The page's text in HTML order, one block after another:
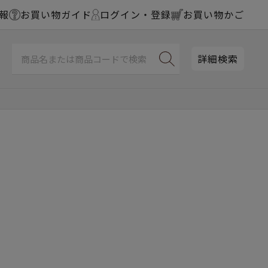
お買い物ガイド ログイン・登録 お買い物かご
詳細検索